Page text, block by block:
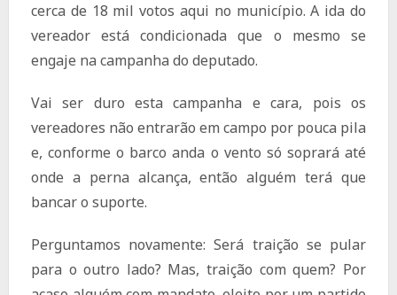
cerca de 18 mil votos aqui no município. A ida do
vereador está condicionada que o mesmo se
engaje na campanha do deputado.
Vai ser duro esta campanha e cara, pois os
vereadores não entrarão em campo por pouca pila
e, conforme o barco anda o vento só soprará até
onde a perna alcança, então alguém terá que
bancar o suporte.
Perguntamos novamente: Será traição se pular
para o outro lado? Mas, traição com quem? Por